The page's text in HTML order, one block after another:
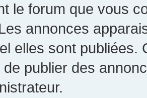
le forum que vous
annonces
elles sont publiées.
de publier des